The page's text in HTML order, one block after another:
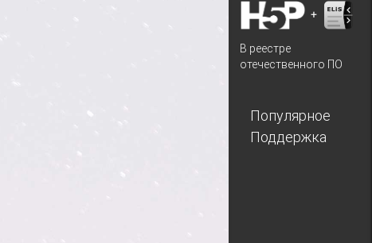
+
В реестре
отечественного ПО
Популярное
Поддержка